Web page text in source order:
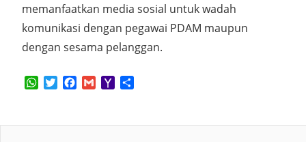
memanfaatkan media sosial untuk wadah
komunikasi dengan pegawai PDAM maupun
dengan sesama pelanggan.
WhatsApp
TwitterFacebook
GmailYahoo